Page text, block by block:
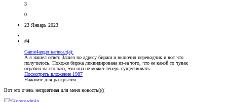
3
0
23 Январь 2023
#4
Game4anger написал(а):
А я нашел ответ. Зашел по адресу биржи и включил переводчик и вот что
получилось. Похоже биржа ликвидирована из-за того, что ее какой то чувак
ограбил на столько, что она не может теперь существовать.
Посмотреть вложение 1987
Нажмите для раскрытия...
Вот это очень неприятная для меня новость((((